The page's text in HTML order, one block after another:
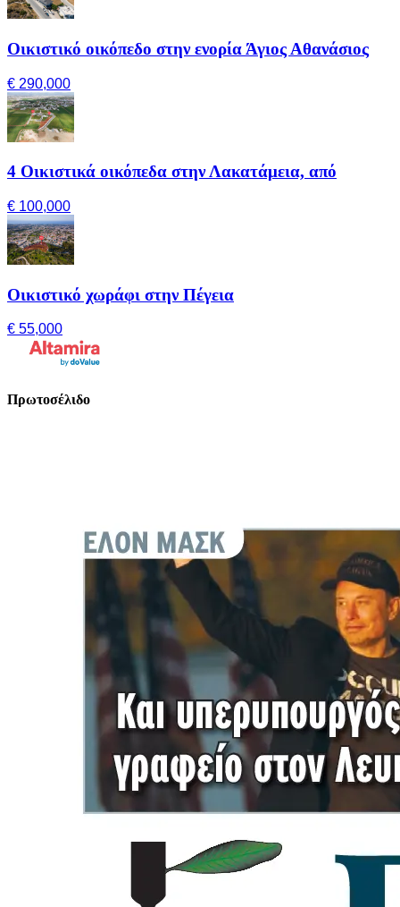
Οικιστικό οικόπεδο στην ενορία Άγιος Αθανάσιος
€ 290,000
4 Οικιστικά οικόπεδα στην Λακατάμεια, από
€ 100,000
Οικιστικό χωράφι στην Πέγεια
€ 55,000
Πρωτοσέλιδο